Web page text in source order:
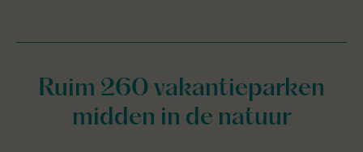
Ruim 260 vakantieparken
midden in de natuur